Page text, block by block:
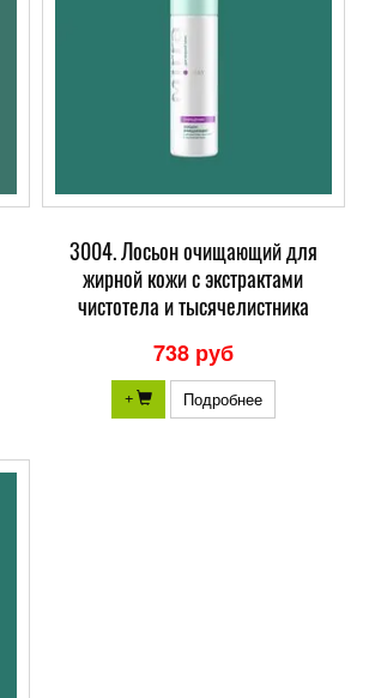
3004. Лосьон очищающий для
жирной кожи с экстрактами
чистотела и тысячелистника
738 руб
+ Подробнее